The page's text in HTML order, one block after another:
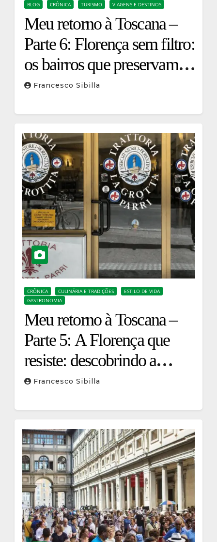
BLOG CRÔNICA TURISMO VIAGENS E DESTINOS
Meu retorno à Toscana –
Parte 6: Florença sem filtro:
os bairros que preservam a
verdadeira identidade da
Francesco Sibilla
CRÔNICA CULINÁRIA E TRADIÇÕES
ESTILO DE VIDA
GASTRONOMIA
Meu retorno à Toscana –
Parte 5: A Florença que
resiste: descobrindo a
histórica Trattoria La
Francesco Sibilla